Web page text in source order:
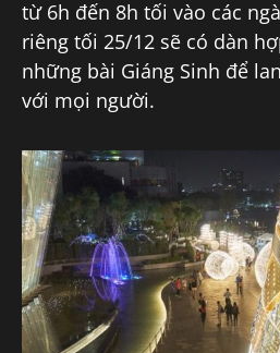
từ 6h đến 8h tối vào các
riêng tối 25/12 sẽ có dàn
những bài Giáng Sinh để
với mọi người.